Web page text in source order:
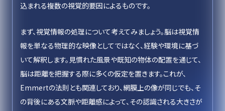
込まれる複数の視覚的要因によるものです。
まず、視覚情報の処理について考えてみましょう。脳は視覚情
報を単なる物理的な映像としてではなく、経験や環境に基づ
いて解釈します。見慣れた風景や既知の物体の配置を通じて、
脳は距離を把握する際に多くの仮定を置きます。これが、
Emmertの法則とも関連しており、網膜上の像が同じでも、そ
の背後にある文脈や距離感によって、その認識される大きさが